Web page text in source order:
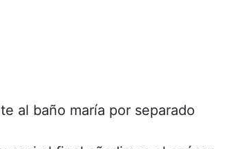
al baño maría por separado